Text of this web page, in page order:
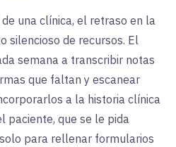
una clínica, el retraso en la
silencioso de recursos. El
semana a transcribir notas
que faltan y escanear
a la historia clínica
paciente, que se le pida
para rellenar formularios